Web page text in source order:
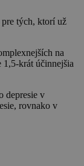
tých, ktorí už
na
1,5-krát účinnejšia
depresie v
rovnako v